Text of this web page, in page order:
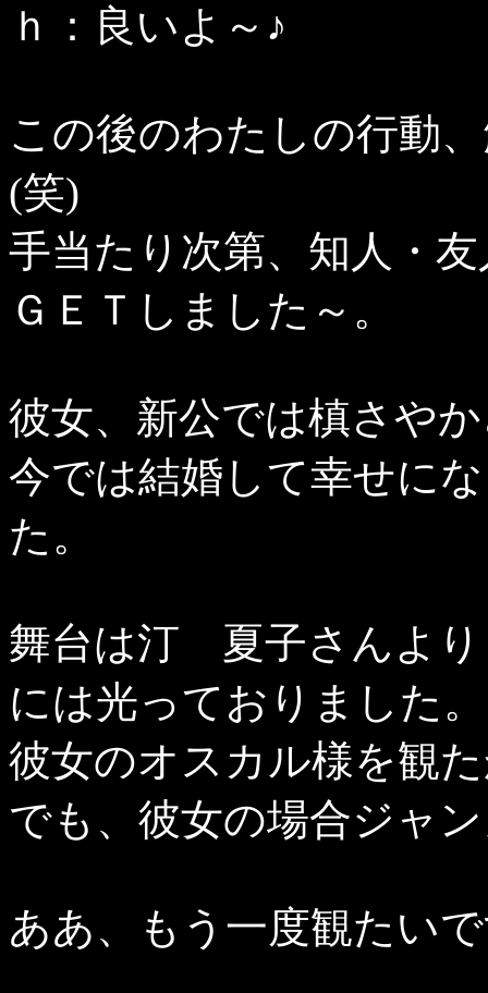
ｈ：良いよ～♪
この後のわたしの行動
(笑)
手当たり次第、知人・
ＧＥＴしました～。
彼女、新公では槙さや
今では結婚して幸せに
た。
舞台は汀 夏子さんより
には光っておりました。
彼女のオスカル様を観
でも、彼女の場合ジャ
ああ、もう一度観た